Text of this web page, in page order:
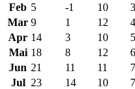
Feb 5 -1 10
3
Mar 9 1 12
4
Apr 14 3 10
5
Mai 18 8 12
6
Jun 21 11 11
7
Jul 23 14 10
7